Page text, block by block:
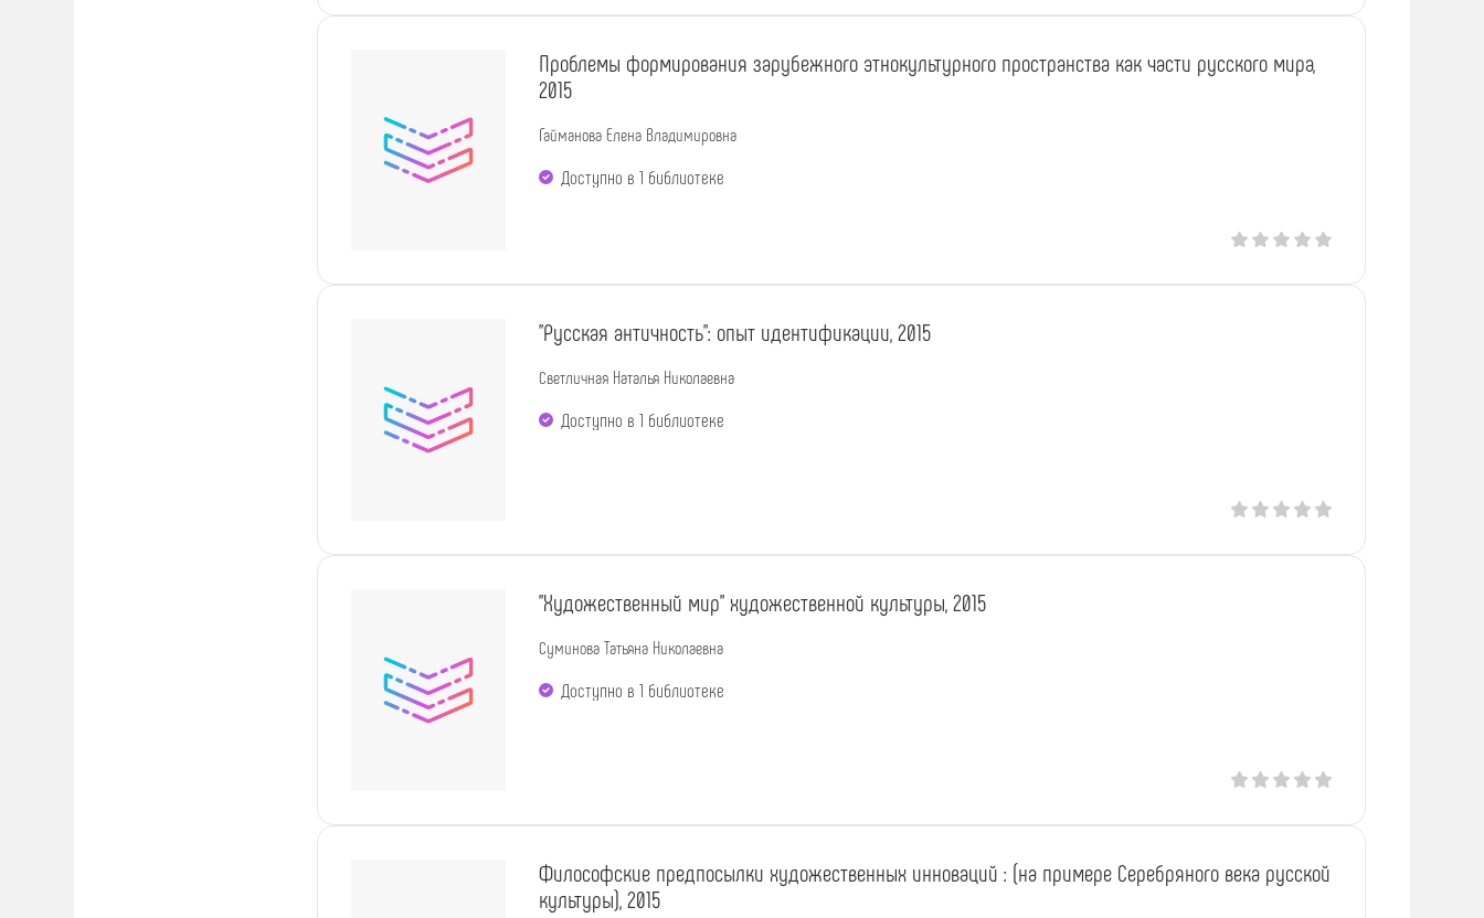
Проблемы формирования зарубежного этнокультурного пространства как части русского мира,
2015
Гайманова Елена Владимировна
Доступно в 1 библиотекe
"Русская античность": опыт идентификации, 2015
Светличная Наталья Николаевна
Доступно в 1 библиотекe
"Художественный мир" художественной культуры, 2015
Суминова Татьяна Николаевна
Доступно в 1 библиотекe
Философские предпосылки художественных инноваций : (на примере Серебряного века русской
культуры), 2015